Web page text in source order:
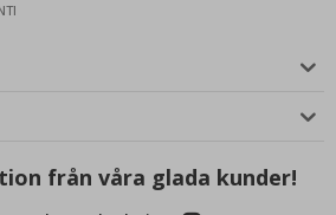
från våra glada kunder!